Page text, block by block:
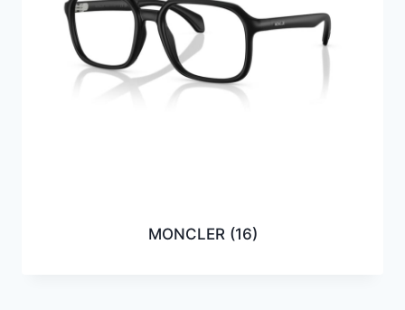
MONCLER (16)